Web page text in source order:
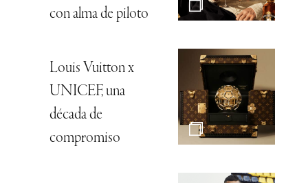
con alma de piloto
Louis Vuitton x
UNICEF, una
década de
compromiso